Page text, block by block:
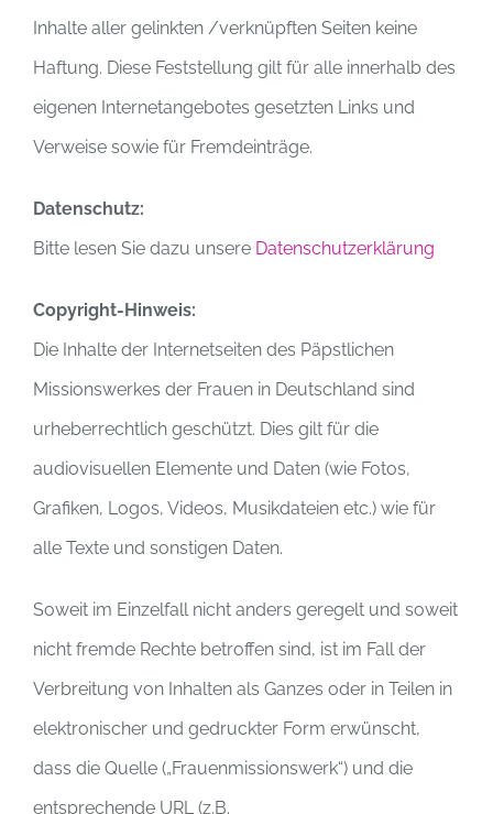
Inhalte aller gelinkten /verknüpften Seiten keine
Haftung. Diese Feststellung gilt für alle innerhalb des
eigenen Internetangebotes gesetzten Links und
Verweise sowie für Fremdeinträge.
Datenschutz:
Bitte lesen Sie dazu unsere Datenschutzerklärung
Copyright-Hinweis:
Die Inhalte der Internetseiten des Päpstlichen
Missionswerkes der Frauen in Deutschland sind
urheberrechtlich geschützt. Dies gilt für die
audiovisuellen Elemente und Daten (wie Fotos,
Grafiken, Logos, Videos, Musikdateien etc.) wie für
alle Texte und sonstigen Daten.
Soweit im Einzelfall nicht anders geregelt und soweit
nicht fremde Rechte betroffen sind, ist im Fall der
Verbreitung von Inhalten als Ganzes oder in Teilen in
elektronischer und gedruckter Form erwünscht,
dass die Quelle („Frauenmissionswerk“) und die
entsprechende URL (z.B.